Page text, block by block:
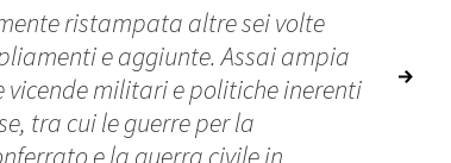
ristampata altre sei volte
e aggiunte. Assai ampia
vicende militari e politiche inerenti
tra cui le guerre per la
e la guerra civile in